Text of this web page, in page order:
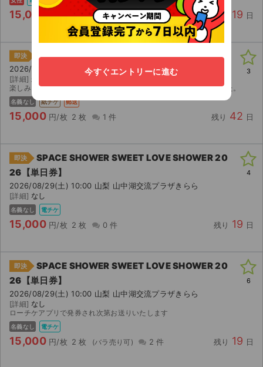
15,000 円/枚 2 枚 0 件 残り 19 日
即決 羊文学 TOUR 2026 “すーーーはーーー”
2026/09/21(月) 18:00 岡山 岡山芸術創造劇場 ハレノワ
[詳細] 未定
楽しみにしておりましたが、予定が入ってしまい行けなくなりました。
名義なし 紙チケ 郵送
15,000 円/枚 2 枚 1 件 残り 42 日
3
即決
SPACE SHOWER SWEET LOVE SHOWER 20
26【単日券】
2026/08/29(土) 10:00 山梨 山中湖交流プラザきらら
[詳細] なし
名義なし 電チケ
15,000 円/枚 2 枚 0 件 残り 19 日
4
即決
SPACE SHOWER SWEET LOVE SHOWER 20
26【単日券】
2026/08/29(土) 10:00 山梨 山中湖交流プラザきらら
[詳細] なし
ローチケアプリで発券され次第お送りいたします
名義なし 電チケ
15,000 円/枚 2 枚 2 件 残り 19 日
6
今すぐエントリーに進む